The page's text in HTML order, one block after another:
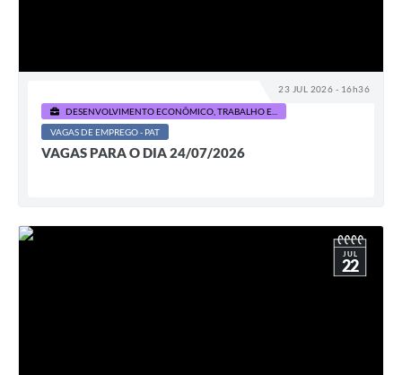
23 JUL 2026 - 16h36
DESENVOLVIMENTO ECONÔMICO, TRABALHO E...
VAGAS DE EMPREGO - PAT
VAGAS PARA O DIA 24/07/2026
JUL
22